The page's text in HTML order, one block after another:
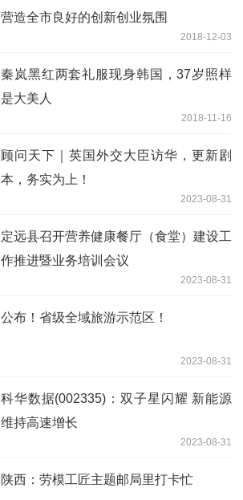
营造全市良好的创新创业氛围
2018-12-03
秦岚黑红两套礼服现身韩国，37岁照样
是大美人
2018-11-16
顾问天下｜英国外交大臣访华，更新剧
本，务实为上！
2023-08-31
定远县召开营养健康餐厅（食堂）建设工
作推进暨业务培训会议
2023-08-31
公布！省级全域旅游示范区！
2023-08-31
科华数据(002335)：双子星闪耀 新能源
维持高速增长
2023-08-31
陕西：劳模工匠主题邮局里打卡忙